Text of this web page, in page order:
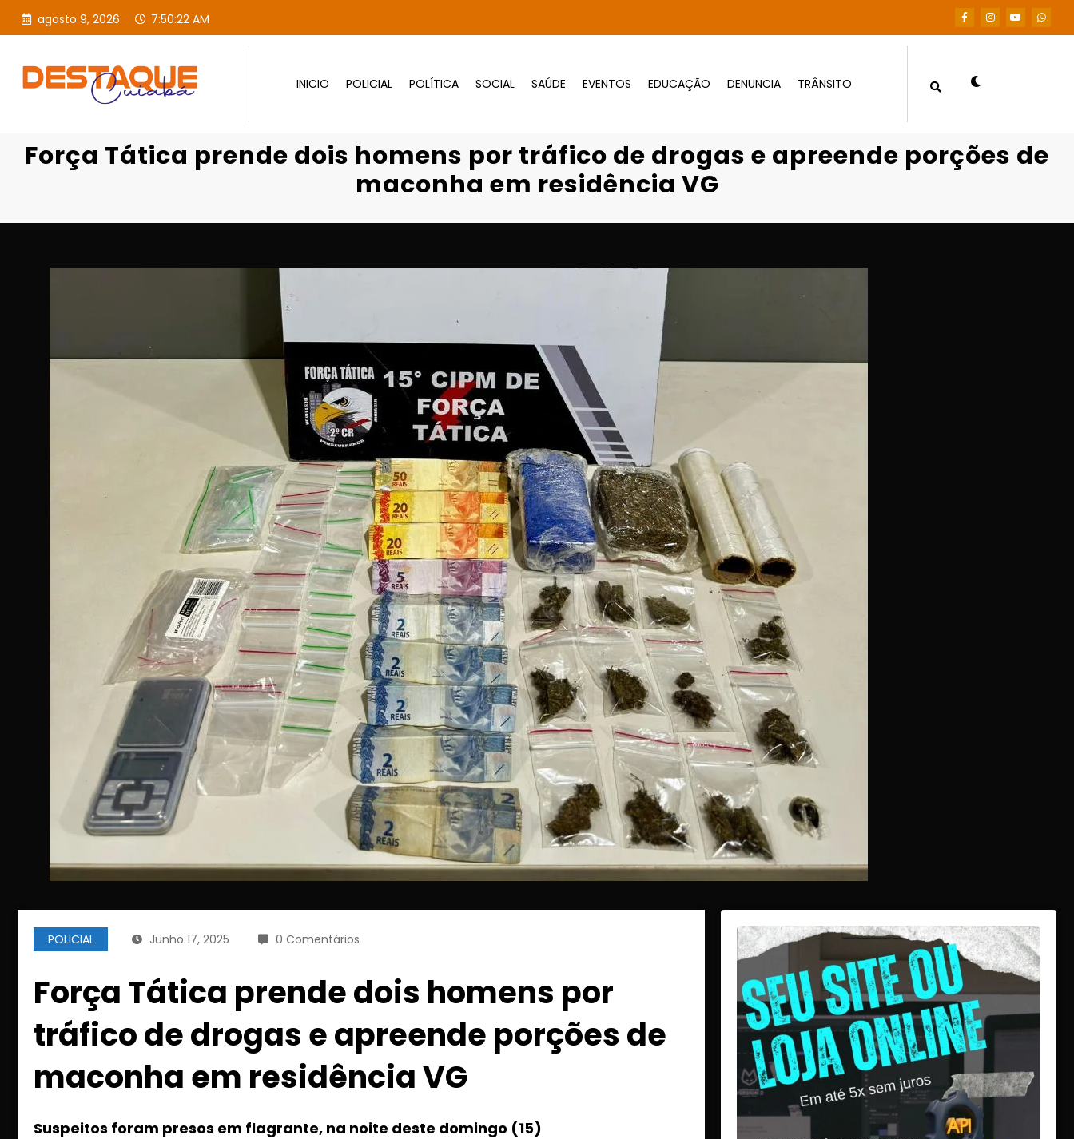
agosto 9, 2026 7:50:23 AM
INICIO POLICIAL POLÍTICA SOCIAL SAÚDE EVENTOS EDUCAÇÃO DENUNCIA TRÂNSITO
Força Tática prende dois homens por tráfico de drogas e apreende porções de
maconha em residência VG
POLICIAL Junho 17, 2025 0 Comentários
Força Tática prende dois homens por
tráfico de drogas e apreende porções de
maconha em residência VG
Suspeitos foram presos em flagrante, na noite deste domingo (15)